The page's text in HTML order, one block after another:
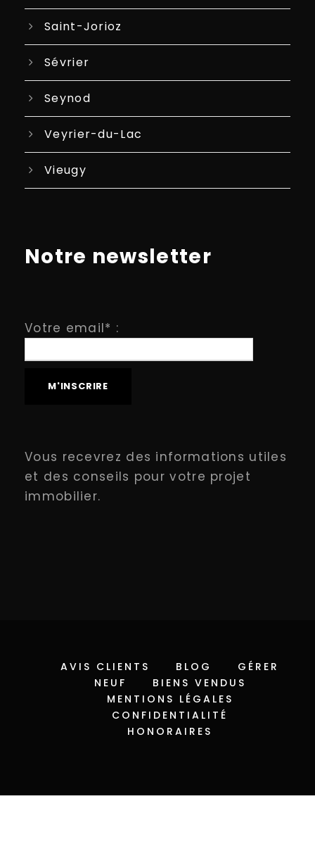
Saint-Jorioz
Sévrier
Seynod
Veyrier-du-Lac
Vieugy
Notre newsletter
Votre email* :
Vous recevrez des informations utiles
et des conseils pour votre projet
immobilier.
AVIS CLIENTS BLOG
GÉRER
NEUF
BIENS VENDUS
MENTIONS LÉGALES
CONFIDENTIALITÉ
HONORAIRES